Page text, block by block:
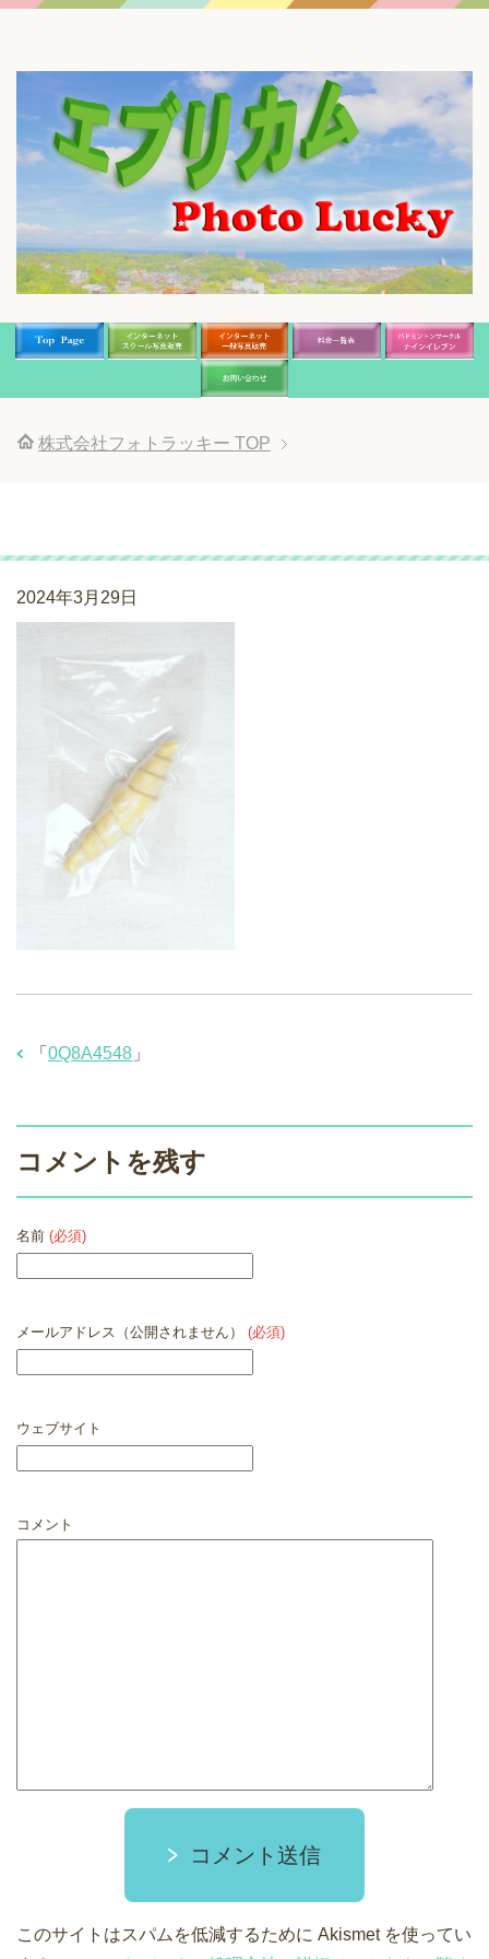
株式会社フォトラッキー TOP
2024年3月29日
「 0Q8A4548 」
コメントを残す
名前 (必須)
メールアドレス（公開されません） (必須)
ウェブサイト
コメント
コメント送信
このサイトはスパムを低減するために Akismet を使ってい